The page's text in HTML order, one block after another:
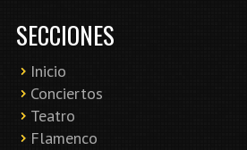
SECCIONES
Inicio
Conciertos
Teatro
Flamenco